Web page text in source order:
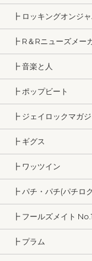
┣ ロッキングオンジ
┣ R＆Rニューズメー
┣ 音楽と人
┣ ポップビート
┣ ジェイロックマガ
┣ ギグス
┣ ワッツイン
┣ パチ・パチ(パチロ
┣ フールズメイト
┣ プラム